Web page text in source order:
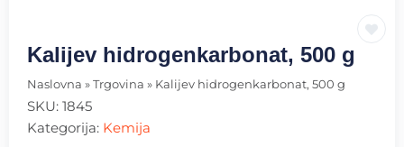
Kalijev hidrogenkarbonat, 500 g
Naslovna » Trgovina » Kalijev hidrogenkarbonat, 500 g
SKU: 1845
Kategorija: Kemija